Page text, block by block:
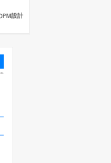
PM設計